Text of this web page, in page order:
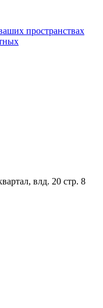
пространствах
влд. 20 стр. 8